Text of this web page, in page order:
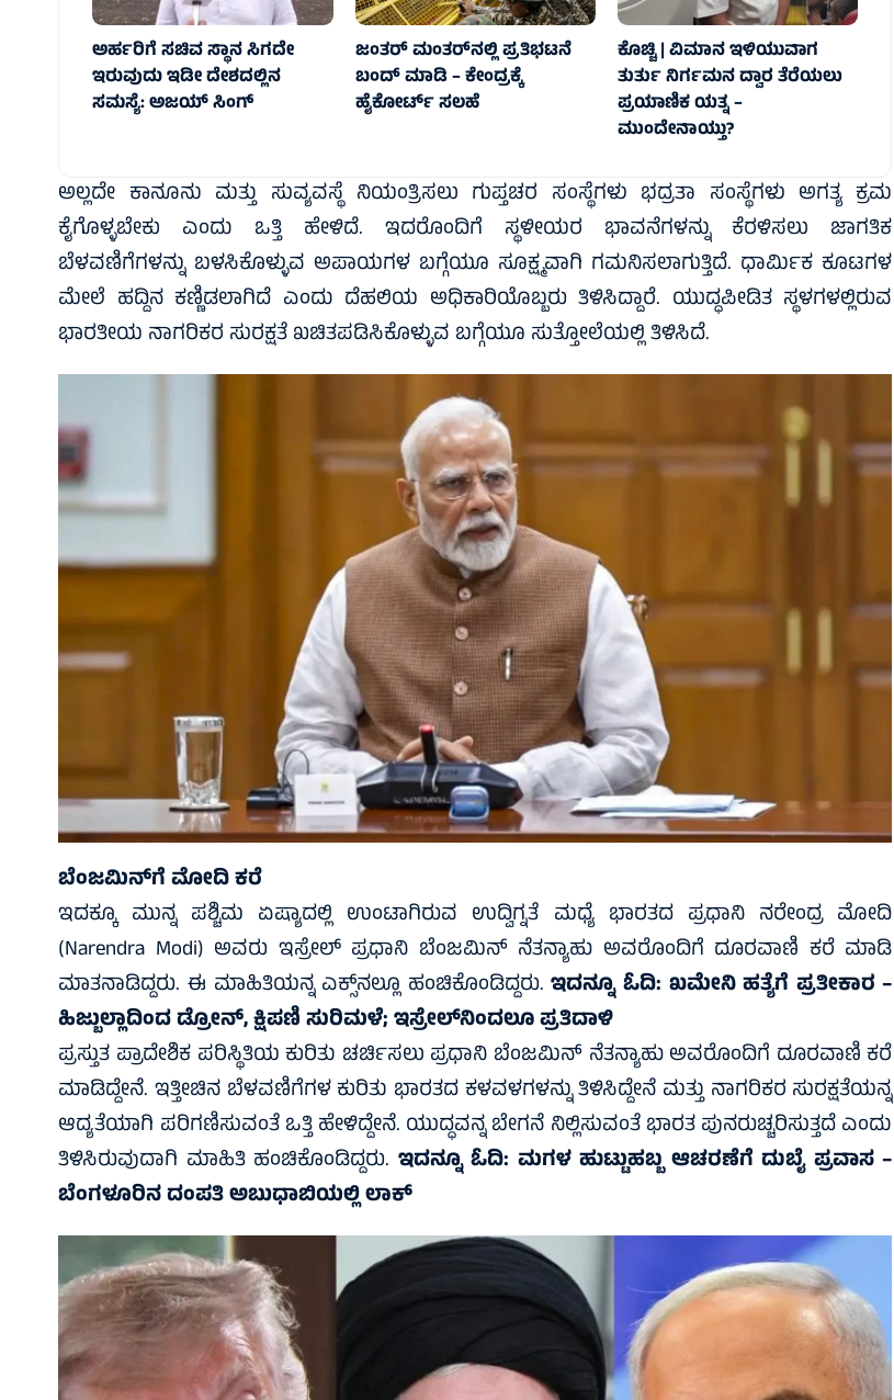
ಅರ್ಹರಿಗೆ ಸಚಿವ ಸ್ಥಾನ ಸಿಗದೇ
ಇರುವುದು ಇಡೀ ದೇಶದಲ್ಲಿನ
ಸಮಸ್ಯೆ: ಅಜಯ್ ಸಿಂಗ್
ಜಂತರ್ ಮಂತರ್‌ನಲ್ಲಿ ಪ್ರತಿಭಟನೆ
ಬಂದ್‌ ಮಾಡಿ – ಕೇಂದ್ರಕ್ಕೆ
ಹೈಕೋರ್ಟ್‌ ಸಲಹೆ
ಕೊಚ್ಚಿ | ವಿಮಾನ ಇಳಿಯುವಾಗ
ತುರ್ತು ನಿರ್ಗಮನ ದ್ವಾರ ತೆರೆಯಲು
ಪ್ರಯಾಣಿಕ ಯತ್ನ –
ಮುಂದೇನಾಯ್ತು?
ಅಲ್ಲದೇ ಕಾನೂನು ಮತ್ತು ಸುವ್ಯವಸ್ಥೆ ನಿಯಂತ್ರಿಸಲು ಗುಪ್ತಚರ ಸಂಸ್ಥೆಗಳು ಭದ್ರತಾ ಸಂಸ್ಥೆಗಳು ಅಗತ್ಯ ಕ್ರಮ
ಕೈಗೊಳ್ಳಬೇಕು ಎಂದು ಒತ್ತಿ ಹೇಳಿದೆ. ಇದರೊಂದಿಗೆ ಸ್ಥಳೀಯರ ಭಾವನೆಗಳನ್ನು ಕೆರಳಿಸಲು ಜಾಗತಿಕ
ಬೆಳವಣಿಗೆಗಳನ್ನು ಬಳಸಿಕೊಳ್ಳುವ ಅಪಾಯಗಳ ಬಗ್ಗೆಯೂ ಸೂಕ್ಷ್ಮವಾಗಿ ಗಮನಿಸಲಾಗುತ್ತಿದೆ. ಧಾರ್ಮಿಕ ಕೂಟಗಳ
ಮೇಲೆ ಹದ್ದಿನ ಕಣ್ಣಿಡಲಾಗಿದೆ ಎಂದು ದೆಹಲಿಯ ಅಧಿಕಾರಿಯೊಬ್ಬರು ತಿಳಿಸಿದ್ದಾರೆ. ಯುದ್ಧಪೀಡಿತ ಸ್ಥಳಗಳಲ್ಲಿರುವ
ಭಾರತೀಯ ನಾಗರಿಕರ ಸುರಕ್ಷತೆ ಖಚಿತಪಡಿಸಿಕೊಳ್ಳುವ ಬಗ್ಗೆಯೂ ಸುತ್ತೋಲೆಯಲ್ಲಿ ತಿಳಿಸಿದೆ.
ಬೆಂಜಮಿನ್‌ಗೆ ಮೋದಿ ಕರೆ
ಇದಕ್ಕೂ ಮುನ್ನ ಪಶ್ಚಿಮ ಏಷ್ಯಾದಲ್ಲಿ ಉಂಟಾಗಿರುವ ಉದ್ವಿಗ್ನತೆ ಮಧ್ಯೆ ಭಾರತದ ಪ್ರಧಾನಿ ನರೇಂದ್ರ ಮೋದಿ
(Narendra Modi) ಅವರು ಇಸ್ರೇಲ್ ಪ್ರಧಾನಿ ಬೆಂಜಮಿನ್ ನೆತನ್ಯಾಹು ಅವರೊಂದಿಗೆ ದೂರವಾಣಿ ಕರೆ ಮಾಡಿ
ಮಾತನಾಡಿದ್ದರು. ಈ ಮಾಹಿತಿಯನ್ನ ಎಕ್ಸ್‌ನಲ್ಲೂ ಹಂಚಿಕೊಂಡಿದ್ದರು.ಇದನ್ನೂ ಓದಿ: ಖಮೇನಿ ಹತ್ಯೆಗೆ ಪ್ರತೀಕಾರ –
ಹಿಜ್ಬುಲ್ಲಾದಿಂದ ಡ್ರೋನ್‌, ಕ್ಷಿಪಣಿ ಸುರಿಮಳೆ; ಇಸ್ರೇಲ್‌ನಿಂದಲೂ ಪ್ರತಿದಾಳಿ
ಪ್ರಸ್ತುತ ಪ್ರಾದೇಶಿಕ ಪರಿಸ್ಥಿತಿಯ ಕುರಿತು ಚರ್ಚಿಸಲು ಪ್ರಧಾನಿ ಬೆಂಜಮಿನ್ ನೆತನ್ಯಾಹು ಅವರೊಂದಿಗೆ ದೂರವಾಣಿ ಕರೆ
ಮಾಡಿದ್ದೇನೆ. ಇತ್ತೀಚಿನ ಬೆಳವಣಿಗೆಗಳ ಕುರಿತು ಭಾರತದ ಕಳವಳಗಳನ್ನು ತಿಳಿಸಿದ್ದೇನೆ ಮತ್ತು ನಾಗರಿಕರ ಸುರಕ್ಷತೆಯನ್ನ
ಆದ್ಯತೆಯಾಗಿ ಪರಿಗಣಿಸುವಂತೆ ಒತ್ತಿ ಹೇಳಿದ್ದೇನೆ. ಯುದ್ಧವನ್ನ ಬೇಗನೆ ನಿಲ್ಲಿಸುವಂತೆ ಭಾರತ ಪುನರುಚ್ಚರಿಸುತ್ತದೆ ಎಂದು
ತಿಳಿಸಿರುವುದಾಗಿ ಮಾಹಿತಿ ಹಂಚಿಕೊಂಡಿದ್ದರು. ಇದನ್ನೂ ಓದಿ: ಮಗಳ ಹುಟ್ಟುಹಬ್ಬ ಆಚರಣೆಗೆ ದುಬೈ ಪ್ರವಾಸ –
ಬೆಂಗಳೂರಿನ ದಂಪತಿ ಅಬುಧಾಬಿಯಲ್ಲಿ ಲಾಕ್